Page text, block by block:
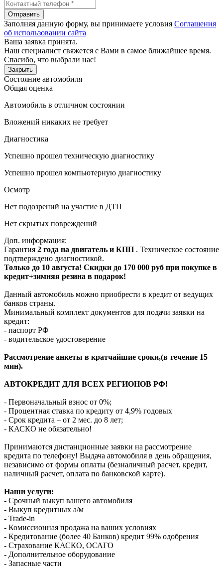
Отправить
Заполняя данную форму, вы принимаете условия Соглашения
об использовании сайта
Ваша заявка принята.
Наш специалист свяжется с Вами в самое ближайшее время.
Спасибо, что выбрали нас!
Закрыть
Состояние автомобиля
Общая оценка
Автомобиль в отличном состоянии
Вложений никаких не требует
Диагностика
Успешно прошел техническую диагностику
Успешно прошел компьютерную диагностику
Осмотр
Нет подозрений на участие в ДТП
Нет скрытых повреждений
Доп. информация:
Гарантия 2 года на двигатель и КПП . Техническое состояние
подтверждено диагностикой.
Только до 10 августа! Скидки до 170 000 руб при покупке в
кредит+зимняя резина в подарок!
Данный автомобиль можно приобрести в кредит от ведущих
банков страны.
Минимальный комплект документов для подачи заявки на
кредит:
- паспорт РФ
- водительское удостоверение
Рассмотрение анкеты в кратчайшие сроки,(в течение 15
мин).
АВТОКРЕДИТ ДЛЯ ВСЕХ РЕГИОНОВ РФ!
- Первоначальный взнос от 0%;
- Процентная ставка по кредиту от 4,9% годовых
- Срок кредита – от 2 мес. до 8 лет;
- КАСКО не обязательно!
Принимаются дистанционные заявки на рассмотрение
кредита по телефону! Выдача автомобиля в день обращения,
независимо от формы оплаты (безналичный расчет, кредит,
наличный расчет, оплата по банковской карте).
Наши услуги:
- Срочный выкуп вашего автомобиля
- Выкуп кредитных а/м
- Trade-in
- Комиссионная продажа на ваших условиях
- Кредитование (более 40 Банков) кредит 99% одобрения
- Страхование КАСКО, ОСАГО
- Дополнительное оборудование
- Запасные части